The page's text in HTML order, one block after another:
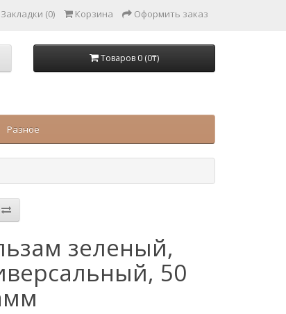
Закладки (0) Корзина Оформить заказ
Товаров 0 (0₸)
Разное
зеленый,
50